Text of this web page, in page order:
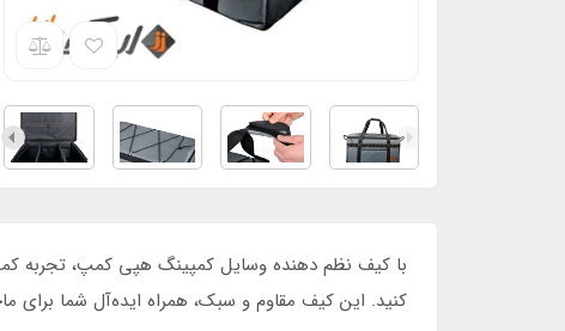
با کیف نظم دهنده وسایل کمپینگ هپی کمپ، تجربه
کنید. این کیف مقاوم و سبک، همراه ایده‌آل شما